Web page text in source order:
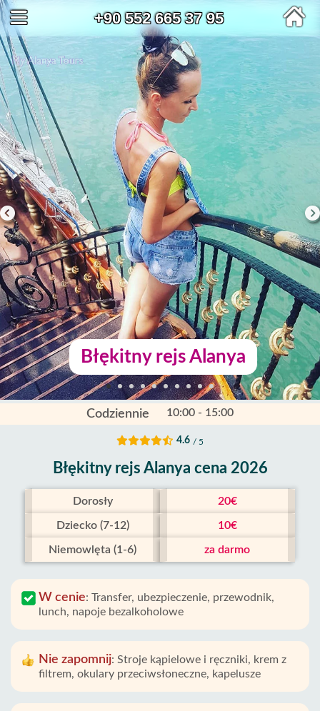
+90 552 665 37 95
Błękitny rejs Alanya
Codziennie 10:00 - 15:00
4.6 / 5
Błękitny rejs Alanya cena 2026
Dorosły 20€
Dziecko (7-12) 10€
Niemowlęta (1-6) za darmo
W cenie: Transfer, ubezpieczenie, przewodnik,
lunch, napoje bezalkoholowe
Nie zapomnij: Stroje kąpielowe i ręczniki, krem ​​z
filtrem, okulary przeciwsłoneczne, kapelusze